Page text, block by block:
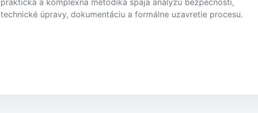
technické úpravy, dokumentáciu a formálne uzavretie procesu.